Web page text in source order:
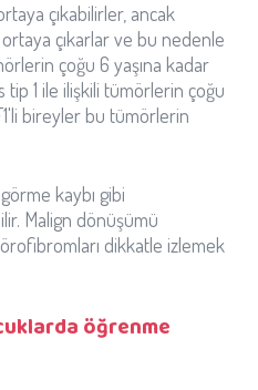
çıkabilirler, ancak
çıkarlar ve bu nedenle
çoğu 6 yaşına kadar
tip 1 ile ilişkili tümörlerin çoğu
bireyler bu tümörlerin
kaybı gibi
Malign dönüşümü
dikkatle izlemek
öğrenme